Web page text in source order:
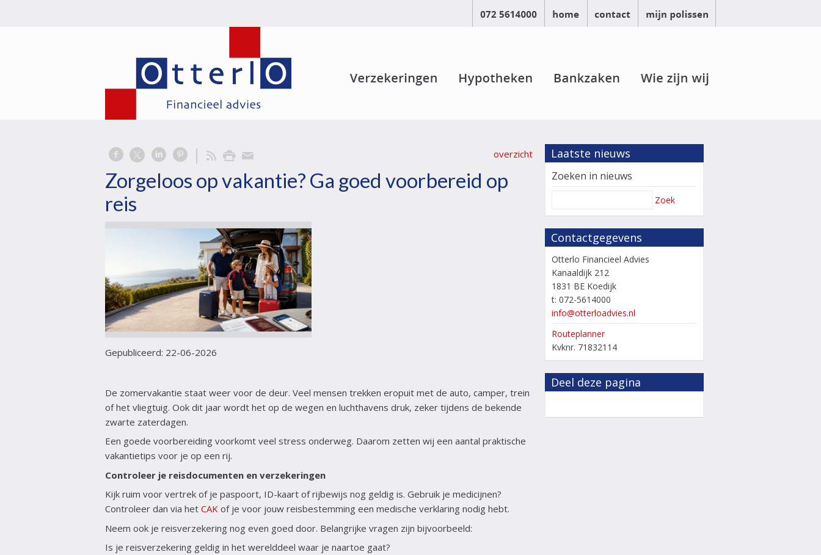
overzicht
Zorgeloos op vakantie? Ga goed voorbereid op
reis
Gepubliceerd: 22-06-2026
De zomervakantie staat weer voor de deur. Veel mensen trekken eropuit met de auto, camper, trein
of het vliegtuig. Ook dit jaar wordt het op de wegen en luchthavens druk, zeker tijdens de bekende
zwarte zaterdagen.
Een goede voorbereiding voorkomt veel stress onderweg. Daarom zetten wij een aantal praktische
vakantietips voor je op een rij.
Controleer je reisdocumenten en verzekeringen
Kijk ruim voor vertrek of je paspoort, ID-kaart of rijbewijs nog geldig is. Gebruik je medicijnen?
Controleer dan via het CAK of je voor jouw reisbestemming een medische verklaring nodig hebt.
Neem ook je reisverzekering nog even goed door. Belangrijke vragen zijn bijvoorbeeld:
Is je reisverzekering geldig in het werelddeel waar je naartoe gaat?
Laatste nieuws
Zoeken in nieuws
Zoek
Contactgegevens
Otterlo Financieel Advies
Kanaaldijk 212
1831 BE Koedijk
t: 072-5614000
info@otterloadvies.nl
Routeplanner
Kvknr. 71832114
Deel deze pagina